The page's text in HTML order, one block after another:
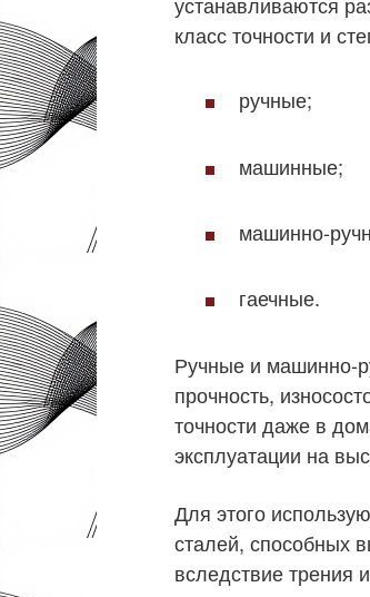
класс точности и
ручные;
машинные;
машинно-
гаечные.
Ручные и машинно-
прочность,
точности даже в
эксплуатации на
Для этого
сталей, способных
вследствие трения